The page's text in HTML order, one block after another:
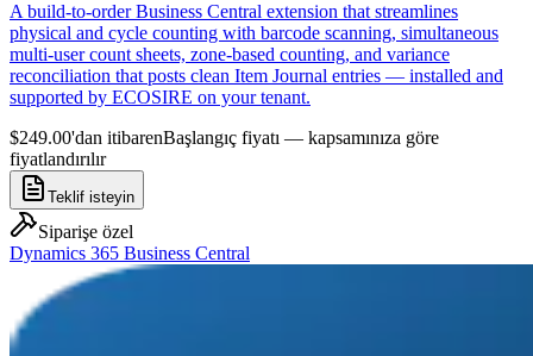
A build-to-order Business Central extension that streamlines
physical and cycle counting with barcode scanning, simultaneous
multi-user count sheets, zone-based counting, and variance
reconciliation that posts clean Item Journal entries — installed and
supported by ECOSIRE on your tenant.
$249.00'dan itibarenBaşlangıç fiyatı — kapsamınıza göre
fiyatlandırılır
Teklif isteyin
Siparişe özel
Dynamics 365 Business Central